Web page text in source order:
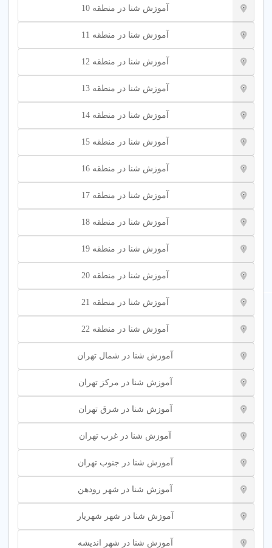
آموزش شنا در منطقه 10
آموزش شنا در منطقه 11
آموزش شنا در منطقه 12
آموزش شنا در منطقه 13
آموزش شنا در منطقه 14
آموزش شنا در منطقه 15
آموزش شنا در منطقه 16
آموزش شنا در منطقه 17
آموزش شنا در منطقه 18
آموزش شنا در منطقه 19
آموزش شنا در منطقه 20
آموزش شنا در منطقه 21
آموزش شنا در منطقه 22
آموزش شنا در شمال تهران
آموزش شنا در مرکز تهران
آموزش شنا در شرق تهران
آموزش شنا در غرب تهران
آموزش شنا در جنوب تهران
آموزش شنا در شهر رودهن
آموزش شنا در شهر شهریار
آموزش شنا در شهر اندیشه